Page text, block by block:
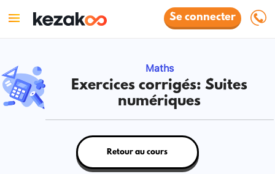
Se connecter
Maths
Exercices corrigés: Suites
numériques
Retour au cours